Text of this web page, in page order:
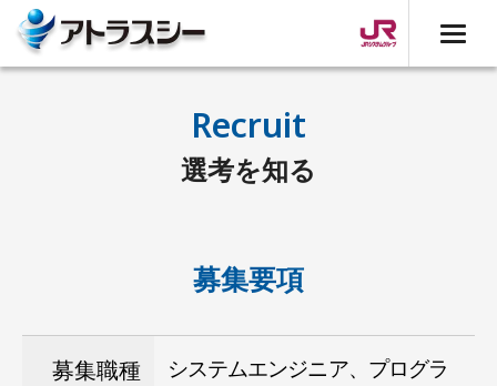
Recruit
選考を知る
募集要項
募集職種
システムエンジニア、プログラ